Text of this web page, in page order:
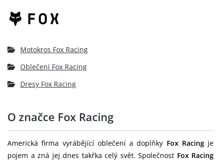
Motokros Fox Racing
Oblečení Fox Racing
Dresy Fox Racing
O značce Fox Racing
Americká firma vyrábějící oblečení a doplňky Fox Racingje
pojem a zná jej dnes takřka celý svět. Společnost Fox Racing